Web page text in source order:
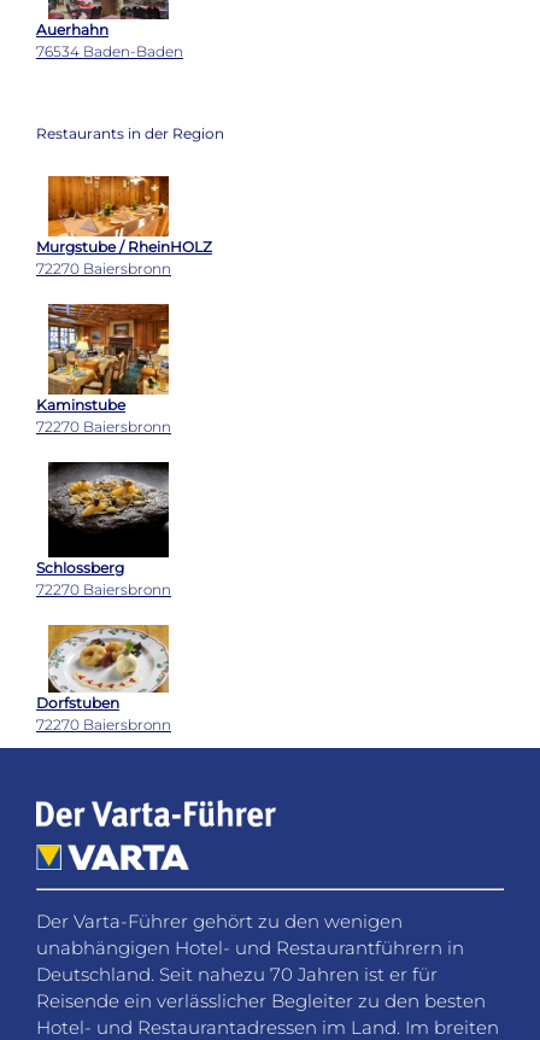
Auerhahn
76534 Baden-Baden
Restaurants in der Region
Murgstube / RheinHOLZ
72270 Baiersbronn
Kaminstube
72270 Baiersbronn
Schlossberg
72270 Baiersbronn
Dorfstuben
72270 Baiersbronn
Der Varta-Führer gehört zu den wenigen
unabhängigen Hotel- und Restaurantführern in
Deutschland. Seit nahezu 70 Jahren ist er für
Reisende ein verlässlicher Begleiter zu den besten
Hotel- und Restaurantadressen im Land. Im breiten